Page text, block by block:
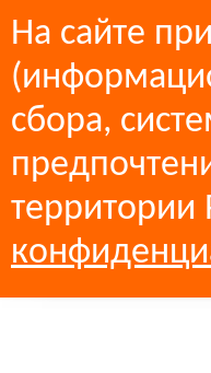
На сайте
сбора,